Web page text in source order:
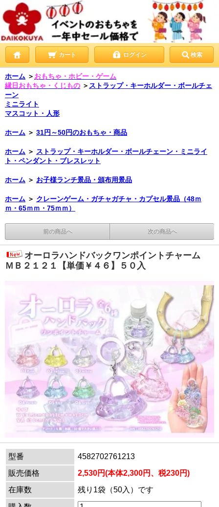
カート ログイン 検索
ホーム ＞ おもちゃ・ホビー・ゲーム
縁日おもちゃ・くじもの ＞ ストラップ・キーホルダー・ボールチェ
ーン
ミニライト
マスコット・人形
ホーム ＞ 31円～50円のおもちゃ・商品
ホーム ＞ ストラップ・キーホルダー・ボールチェーン・ミニライ
ト・ペンダント・ブレスレット
ホーム ＞ お子様ランチ景品・頒布用景品
ホーム ＞ クレーンゲーム・ガチャガチャ・カプセル景品（48ｍ
ｍ・65ｍｍ・75ｍｍ）
前の商品へ 次の商品へ
オーロラハンドバックワンポイントチャーム
ＭＢ２１２１【単価￥４６】５０入
型番
4582702761213
販売価格
2,530円(本体2,300円、税230円)
在庫数
残り1袋（50入）です